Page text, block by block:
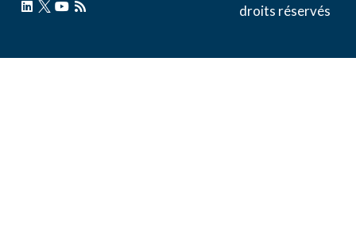
droits réservés